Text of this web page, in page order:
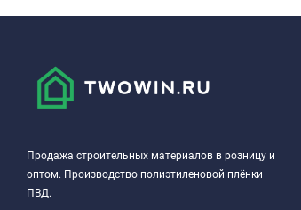
Продажа строительных материалов в розницу и
оптом. Производство полиэтиленовой плёнки
ПВД.